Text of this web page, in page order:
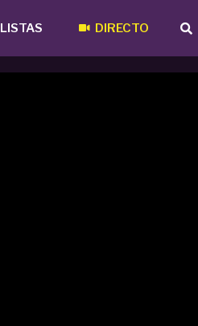
LISTAS DIRECTO